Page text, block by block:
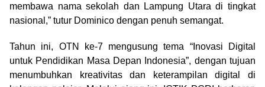
membawa nama sekolah dan Lampung Utara di tingkat
nasional,” tutur Dominico dengan penuh semangat.
Tahun ini, OTN ke-7 mengusung tema “Inovasi Digital
untuk Pendidikan Masa Depan Indonesia”, dengan tujuan
menumbuhkan kreativitas dan keterampilan digital di